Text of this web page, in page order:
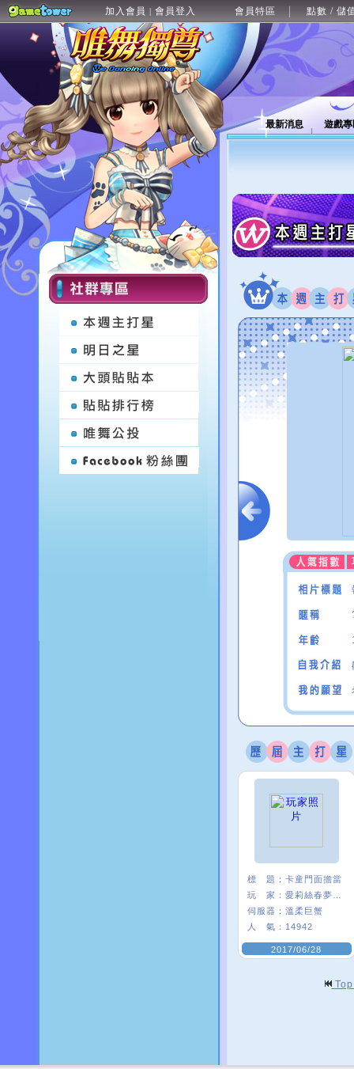
加入會員 | 會員登入 會員特區 點數 / 儲
最新消息 遊戲
標 題： 卡童門面擔當
玩 家：
伺服器： 溫柔巨蟹
人 氣： 14942
2017/06/28